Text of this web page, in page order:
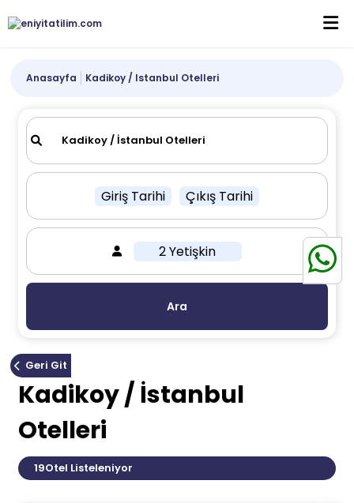
Anasayfa Kadikoy / Istanbul Otelleri
Giriş Tarihi Çıkış Tarihi
2 Yetişkin
Ara
Geri Git
Kadikoy / İstanbul
Otelleri
19Otel Listeleniyor